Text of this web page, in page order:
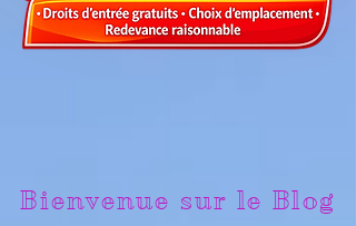
Bienvenue sur le Blog